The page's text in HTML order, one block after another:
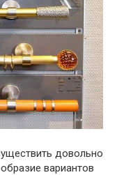
довольно
вариантов